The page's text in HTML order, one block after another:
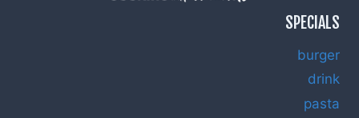
SPECIALS
burger
drink
pasta